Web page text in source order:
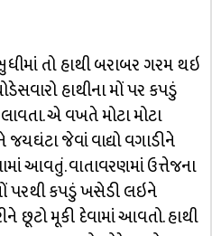
તો હાથી બરાબર ગરમ થઇ
હાથીના મોં પર કપડું
એ વખતે મોટા મોટા
જેવાં વાદ્યો વગાડીને
આવતું. વાતાવરણમાં ઉત્તેજના
પરથી કપડું ખસેડી લઇને
છૂટો મૂકી દેવામાં આવતો. હાથી